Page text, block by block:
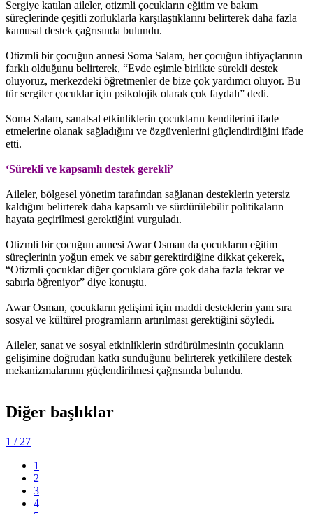
Sergiye katılan aileler, otizmli çocukların eğitim ve bakım
süreçlerinde çeşitli zorluklarla karşılaştıklarını belirterek daha fazla
kamusal destek çağrısında bulundu.
Otizmli bir çocuğun annesi Soma Salam, her çocuğun ihtiyaçlarının
farklı olduğunu belirterek, “Evde eşimle birlikte sürekli destek
oluyoruz, merkezdeki öğretmenler de bize çok yardımcı oluyor. Bu
tür sergiler çocuklar için psikolojik olarak çok faydalı” dedi.
Soma Salam, sanatsal etkinliklerin çocukların kendilerini ifade
etmelerine olanak sağladığını ve özgüvenlerini güçlendirdiğini ifade
etti.
‘Sürekli ve kapsamlı destek gerekli’
Aileler, bölgesel yönetim tarafından sağlanan desteklerin yetersiz
kaldığını belirterek daha kapsamlı ve sürdürülebilir politikaların
hayata geçirilmesi gerektiğini vurguladı.
Otizmli bir çocuğun annesi Awar Osman da çocukların eğitim
süreçlerinin yoğun emek ve sabır gerektirdiğine dikkat çekerek,
“Otizmli çocuklar diğer çocuklara göre çok daha fazla tekrar ve
sabırla öğreniyor” diye konuştu.
Awar Osman, çocukların gelişimi için maddi desteklerin yanı sıra
sosyal ve kültürel programların artırılması gerektiğini söyledi.
Aileler, sanat ve sosyal etkinliklerin sürdürülmesinin çocukların
gelişimine doğrudan katkı sunduğunu belirterek yetkililere destek
mekanizmalarının güçlendirilmesi çağrısında bulundu.
Diğer başlıklar
1 / 27
1
2
3
4